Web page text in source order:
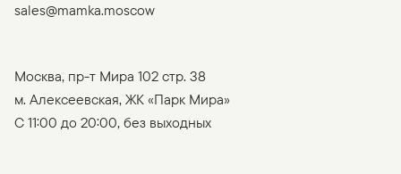
sales@mamka.moscow
Москва, пр-т Мира 102 стр. 38
м. Алексеевская, ЖК «Парк Мира»
C 11:00 до 20:00, без выходных